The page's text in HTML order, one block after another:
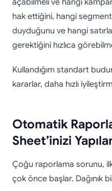
hak ettiğini, hangi
duyduğunu ve hangi
gerektiğini hızlıca
Kullandığım standart
kararlar, daha hızlı
Otomatik
Sheet’inizi
Çoğu raporlama sorunu,
çok önce başlar. Dağınık